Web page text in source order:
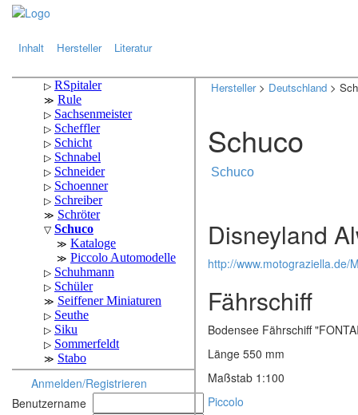
Inhalt Hersteller Literatur
Anmelden/Registrieren
Benutzername
Hersteller> Deutschland >
Schuco
Schuco
Disneyland
http://www.motograziella.de/
Fährschiff
Bodensee Fährschiff
Länge 550 mm
Maßstab 1:100
Piccolo